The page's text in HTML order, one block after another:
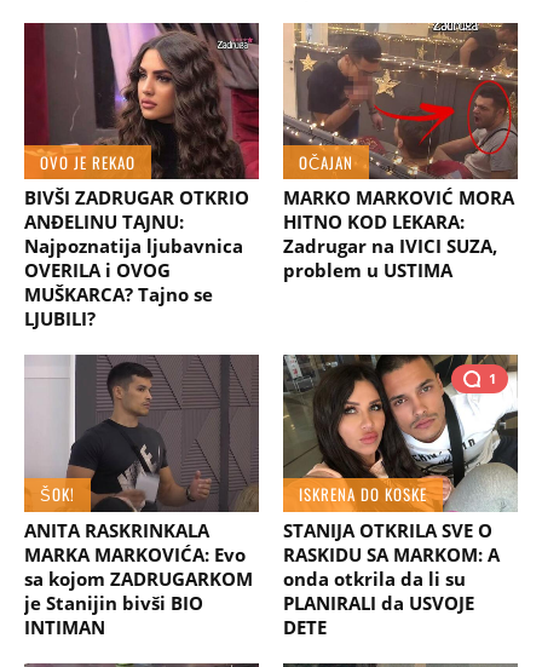
OVO JE REKAO
BIVŠI ZADRUGAR OTKRIO
ANĐELINU TAJNU:
Najpoznatija ljubavnica
OVERILA i OVOG
MUŠKARCA? Tajno se
LJUBILI?
OČAJAN
MARKO MARKOVIĆ MORA
HITNO KOD LEKARA:
Zadrugar na IVICI SUZA,
problem u USTIMA
ŠOK!
ANITA RASKRINKALA
MARKA MARKOVIĆA: Evo
sa kojom ZADRUGARKOM
je Stanijin bivši BIO
INTIMAN
1
ISKRENA DO KOSKE
STANIJA OTKRILA SVE O
RASKIDU SA MARKOM: A
onda otkrila da li su
PLANIRALI da USVOJE
DETE